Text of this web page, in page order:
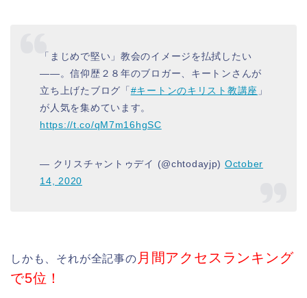
「まじめで堅い」教会のイメージを払拭したい
――。信仰歴２８年のブロガー、キートンさんが
立ち上げたブログ「 #キートンのキリスト教講座 」
が人気を集めています。
https://t.co/qM7m16hgSC
— クリスチャントゥデイ (@chtodayjp) October
14, 2020
しかも、それが全記事の 月間アクセスランキング
で5位！